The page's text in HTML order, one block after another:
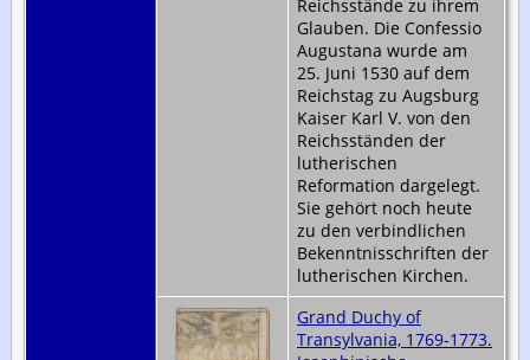
Reichsstände zu ihrem
Glauben. Die Confessio
Augustana wurde am
25. Juni 1530 auf dem
Reichstag zu Augsburg
Kaiser Karl V. von den
Reichsständen der
lutherischen
Reformation dargelegt.
Sie gehört noch heute
zu den verbindlichen
Bekenntnisschriften der
lutherischen Kirchen.
Grand Duchy of
Transylvania, 1769-1773.